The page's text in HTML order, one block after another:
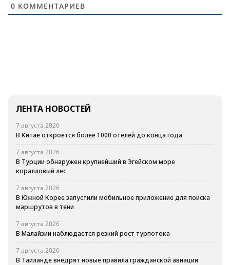
0 КОММЕНТАРИЕВ
ЛЕНТА НОВОСТЕЙ
7 августа 2026
В Китае откроется более 1000 отелей до конца года
7 августа 2026
В Турции обнаружен крупнейший в Эгейском море
коралловый лес
7 августа 2026
В Южной Корее запустили мобильное приложение для поиска
маршрутов в тени
7 августа 2026
В Малайзии наблюдается резкий рост турпотока
7 августа 2026
В Таиланде внедрят новые правила гражданской авиации